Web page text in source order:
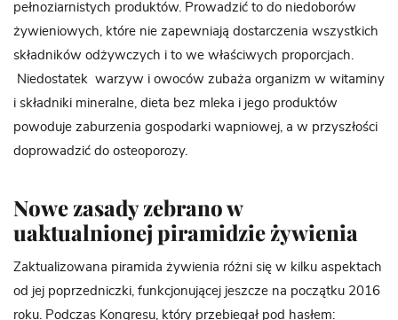
pełnoziarnistych produktów. Prowadzić to do niedoborów
żywieniowych, które nie zapewniają dostarczenia wszystkich
składników odżywczych i to we właściwych proporcjach.
Niedostatek warzyw i owoców zubaża organizm w witaminy
i składniki mineralne, dieta bez mleka i jego produktów
powoduje zaburzenia gospodarki wapniowej, a w przyszłości
doprowadzić do osteoporozy.
Nowe zasady zebrano w
uaktualnionej piramidzie żywienia
Zaktualizowana piramida żywienia różni się w kilku aspektach
od jej poprzedniczki, funkcjonującej jeszcze na początku 2016
roku. Podczas Kongresu, który przebiegał pod hasłem: